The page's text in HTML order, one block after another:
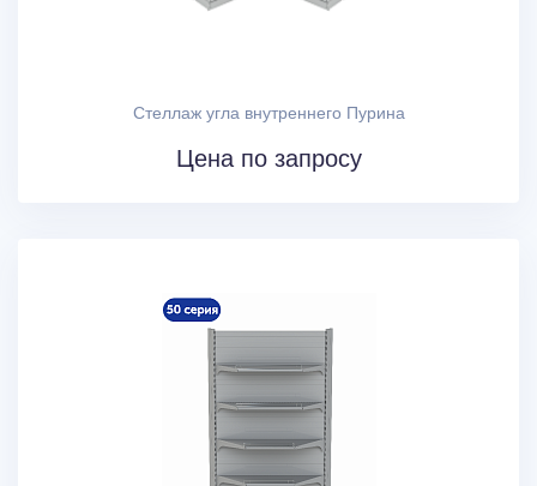
Стеллаж угла внутреннего Пурина
Цена по запросу